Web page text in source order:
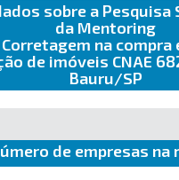
sobre a Pesquisa
da Mentoring
na compra
de imóveis CNAE
Bauru/SP
de empresas na